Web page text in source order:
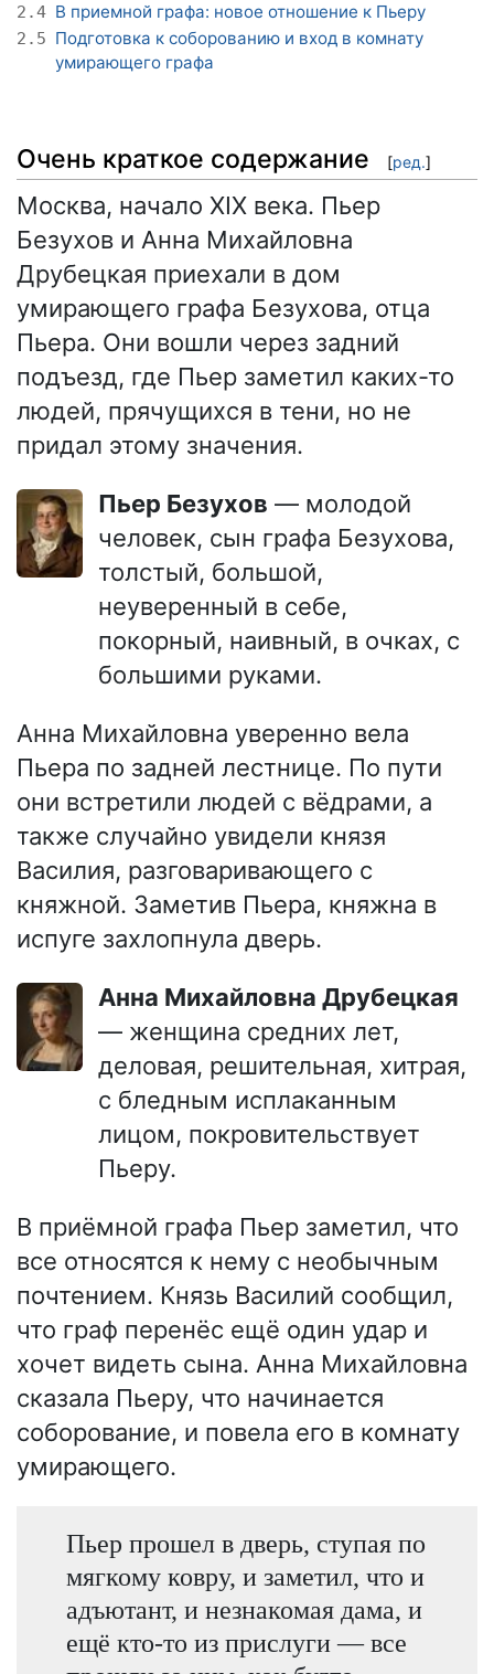
2.4 В приемной графа: новое отношение к Пьеру
2.5 Подготовка к соборованию и вход в комнату
умирающего графа
Очень краткое содержание [ред.]
Москва, начало XIX века. Пьер
Безухов и Анна Михайловна
Друбецкая приехали в дом
умирающего графа Безухова, отца
Пьера. Они вошли через задний
подъезд, где Пьер заметил каких-то
людей, прячущихся в тени, но не
придал этому значения.
Пьер Безухов — молодой
человек, сын графа Безухова,
толстый, большой,
неуверенный в себе,
покорный, наивный, в очках, с
большими руками.
Анна Михайловна уверенно вела
Пьера по задней лестнице. По пути
они встретили людей с вёдрами, а
также случайно увидели князя
Василия, разговаривающего с
княжной. Заметив Пьера, княжна в
испуге захлопнула дверь.
Анна Михайловна Друбецкая
— женщина средних лет,
деловая, решительная, хитрая,
с бледным исплаканным
лицом, покровительствует
Пьеру.
В приёмной графа Пьер заметил, что
все относятся к нему с необычным
почтением. Князь Василий сообщил,
что граф перенёс ещё один удар и
хочет видеть сына. Анна Михайловна
сказала Пьеру, что начинается
соборование, и повела его в комнату
умирающего.
Пьер прошел в дверь, ступая по
мягкому ковру, и заметил, что и
адъютант, и незнакомая дама, и
ещё кто-то из прислуги — все